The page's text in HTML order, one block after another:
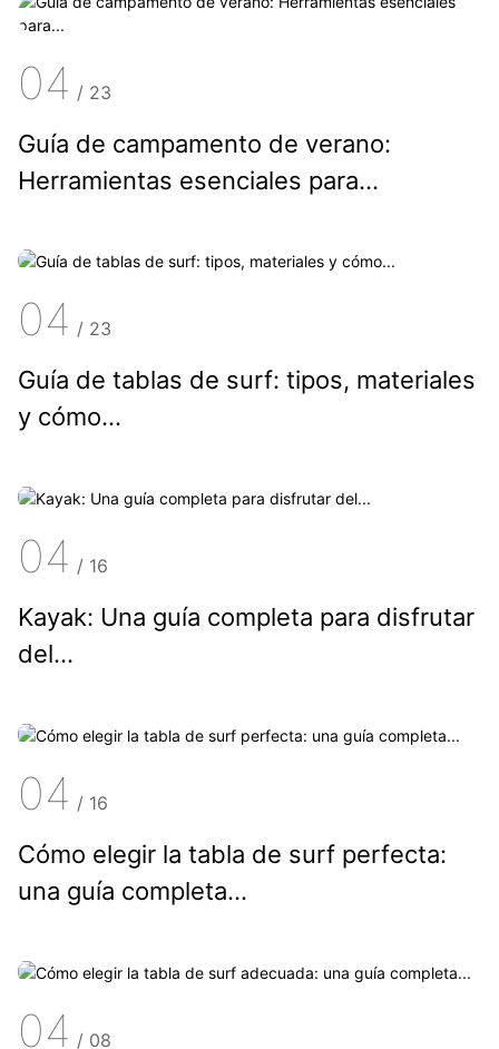
04 / 23
Guía de campamento de verano:
Herramientas esenciales para...
04 / 23
Guía de tablas de surf: tipos, materiales
y cómo...
04 / 16
Kayak: Una guía completa para disfrutar
del...
04 / 16
Cómo elegir la tabla de surf perfecta:
una guía completa...
04 / 08